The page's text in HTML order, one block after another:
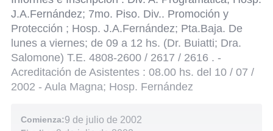
J.A.Fernández; 7mo. Piso. Div.. Promoción y
Protección ; Hosp. J.A.Fernández; Pta.Baja. De
lunes a viernes; de 09 a 12 hs. (Dr. Buiatti; Dra.
Salomone) T.E. 4808-2600 / 2617 / 2616 . -
Acreditación de Asistentes : 08.00 hs. del 10 / 07 /
2002 - Aula Magna; Hosp. Fernández
Comienza:9 de julio de 2002